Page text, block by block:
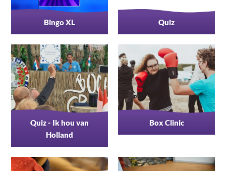
Bingo XL Quiz
Quiz - Ik hou van
Holland
Box Clinic